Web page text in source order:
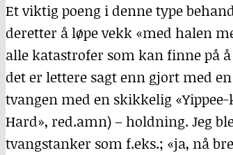
Et viktig poeng i denne type
deretter å løpe vekk «med halen
alle katastrofer som kan finne på
det er lettere sagt enn gjort med
tvangen med en skikkelig
Hard», red.amn) – holdning. Jeg
tvangstanker som f.eks.; «ja, nå